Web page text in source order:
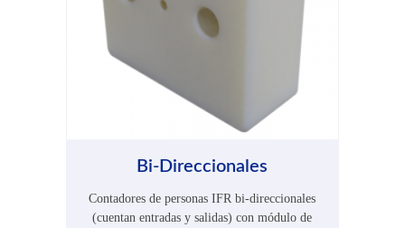
Bi-Direccionales
Contadores de personas IFR bi-direccionales
(cuentan entradas y salidas) con módulo de